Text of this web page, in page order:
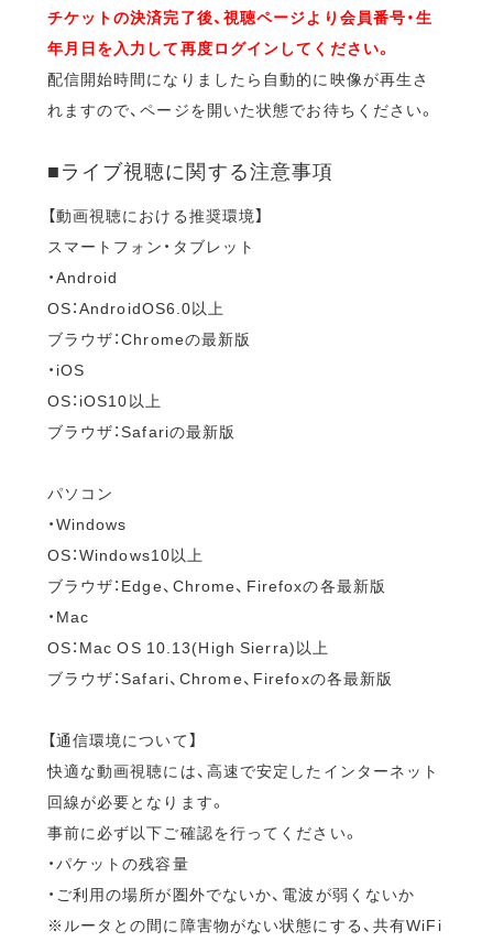
チケットの決済完了後、視聴ページより会員番号・生
年月日を入力して再度ログインしてください。
配信開始時間になりましたら自動的に映像が再生さ
れますので、ページを開いた状態でお待ちください。
■ライブ視聴に関する注意事項
【動画視聴における推奨環境】
スマートフォン・タブレット
・Android
OS：AndroidOS6.0以上
ブラウザ：Chromeの最新版
・iOS
OS：iOS10以上
ブラウザ：Safariの最新版
パソコン
・Windows
OS：Windows10以上
ブラウザ：Edge、Chrome、Firefoxの各最新版
・Mac
OS：Mac OS 10.13(High Sierra)以上
ブラウザ：Safari、Chrome、Firefoxの各最新版
【通信環境について】
快適な動画視聴には、高速で安定したインターネット
回線が必要となります。
事前に必ず以下ご確認を行ってください。
・パケットの残容量
・ご利用の場所が圏外でないか、電波が弱くないか
※ルータとの間に障害物がない状態にする、共有WiFi